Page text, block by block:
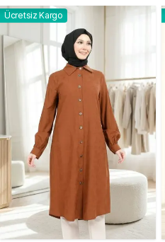
Ücretsiz Kargo